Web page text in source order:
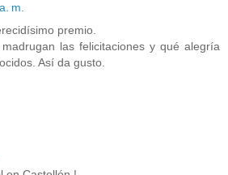
m.
premio.
las felicitaciones y qué alegría
Así da gusto.